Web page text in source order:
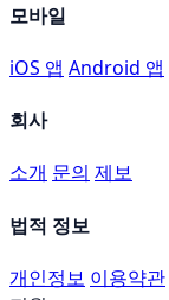
모바일
iOS 앱 Android 앱
회사
소개 문의 제보
법적 정보
개인정보 이용약관